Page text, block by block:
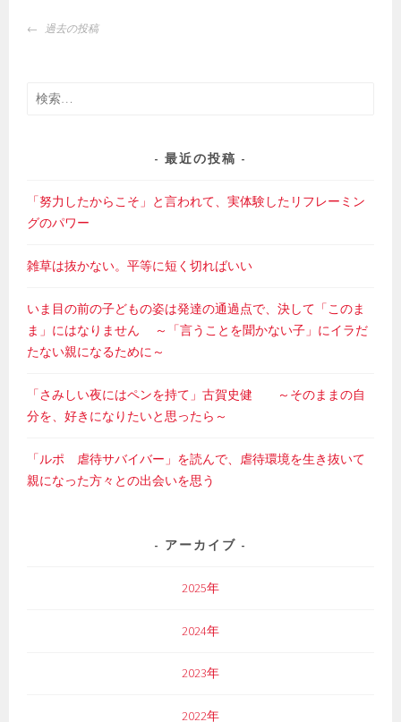
投
ビ
ゲ
ン
過去の投稿
検
最近の投稿
「努力したからこそ」と言われて、実体験したリフレーミン
グのパワー
雑草は抜かない。平等に短く切ればいい
いま目の前の子どもの姿は発達の通過点で、決して「このま
ま」にはなりません ～「言うことを聞かない子」にイラだ
たない親になるために～
「さみしい夜にはペンを持て」古賀史健 ～そのままの自
分を、好きになりたいと思ったら～
「ルポ 虐待サバイバー」を読んで、虐待環境を生き抜いて
親になった方々との出会いを思う
アーカイブ
2025年
2024年
2023年
2022年